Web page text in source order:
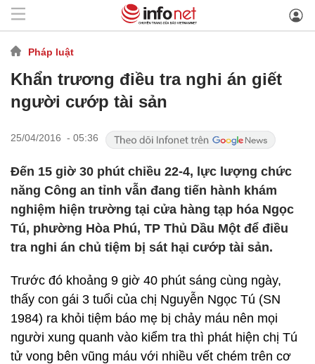
Pháp luật
Khẩn trương điều tra nghi án giết
người cướp tài sản
25/04/2016 - 05:36
Đến 15 giờ 30 phút chiều 22-4, lực lượng chức
năng Công an tỉnh vẫn đang tiến hành khám
nghiệm hiện trường tại cửa hàng tạp hóa Ngọc
Tú, phường Hòa Phú, TP Thủ Dầu Một để điều
tra nghi án chủ tiệm bị sát hại cướp tài sản.
Trước đó khoảng 9 giờ 40 phút sáng cùng ngày,
thấy con gái 3 tuổi của chị Nguyễn Ngọc Tú (SN
1984) ra khỏi tiệm báo mẹ bị chảy máu nên mọi
người xung quanh vào kiểm tra thì phát hiện chị Tú
tử vong bên vũng máu với nhiều vết chém trên cơ